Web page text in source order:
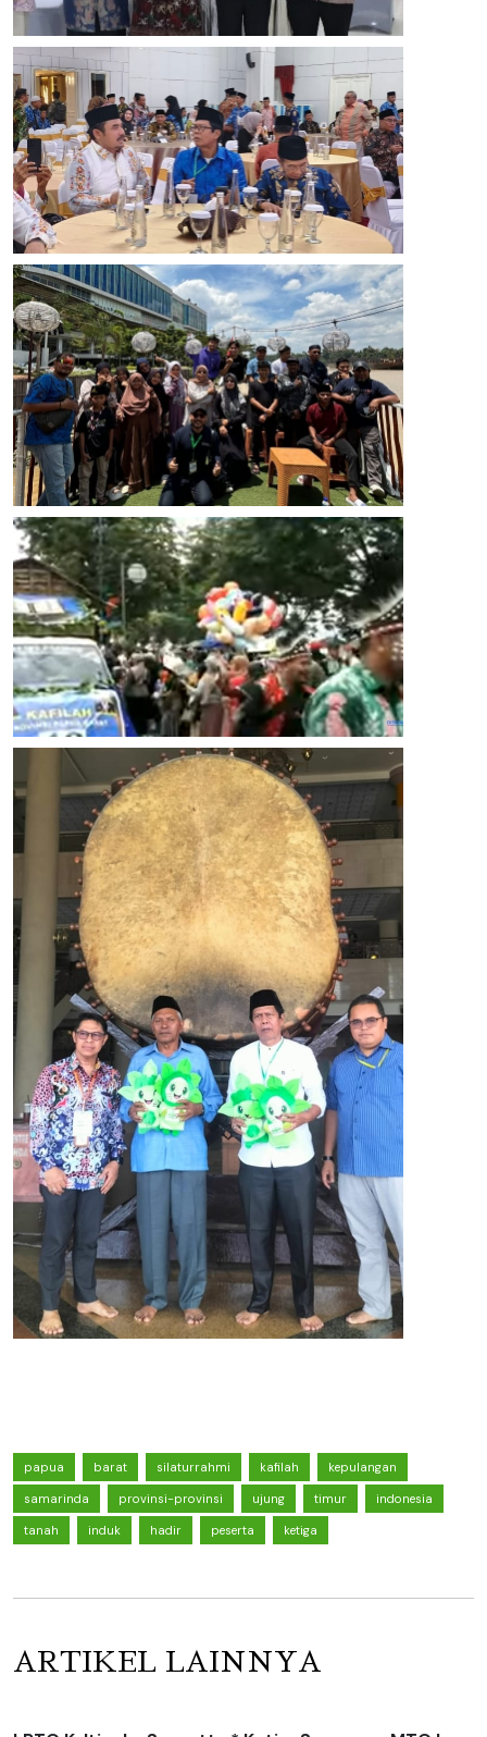
papua barat silaturrahmi kafilah kepulangan
samarinda provinsi-provinsi ujung timur indonesia
tanah induk hadir peserta ketiga
ARTIKEL LAINNYA